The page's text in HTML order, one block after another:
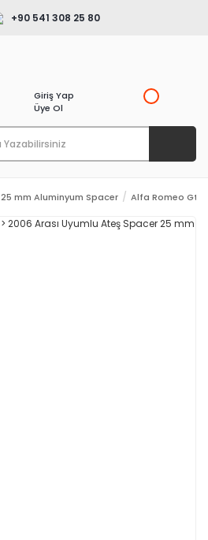
+90 541 308 25 80
Giriş Yap
Üye Ol
25 mm Aluminyum Spacer Alfa Romeo Gtv